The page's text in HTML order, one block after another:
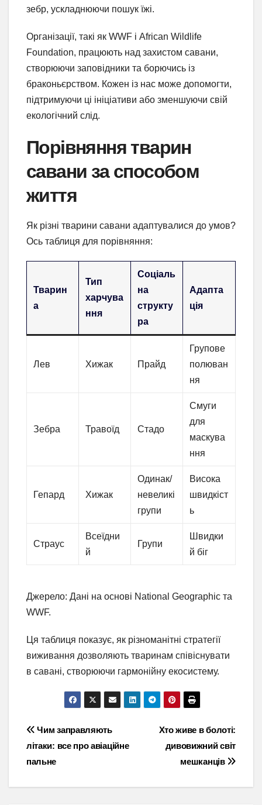
зебр, ускладнюючи пошук їжі.
Організації, такі як WWF і African Wildlife
Foundation, працюють над захистом савани,
створюючи заповідники та борючись із
браконьєрством. Кожен із нас може допомогти,
підтримуючи ці ініціативи або зменшуючи свій
екологічний слід.
Порівняння тварин
савани за способом
життя
Як різні тварини савани адаптувалися до умов?
Ось таблиця для порівняння:
Тварин
а
Тип
харчува
ння
Соціаль
на
структу
ра
Адапта
ція
Лев Хижак Прайд
Групове
полюван
ня
Зебра Травоїд Стадо
Смуги
для
маскува
ння
Гепард Хижак
Одинак/
невеликі
групи
Висока
швидкіст
ь
Страус
Всеїдни
й
Групи
Швидки
й біг
Джерело: Дані на основі National Geographic та
WWF.
Ця таблиця показує, як різноманітні стратегії
виживання дозволяють тваринам співіснувати
в савані, створюючи гармонійну екосистему.
Навігація
записів
Хто живе в болоті:
дивовижний світ
мешканців
Чим заправляють
літаки: все про авіаційне
пальне